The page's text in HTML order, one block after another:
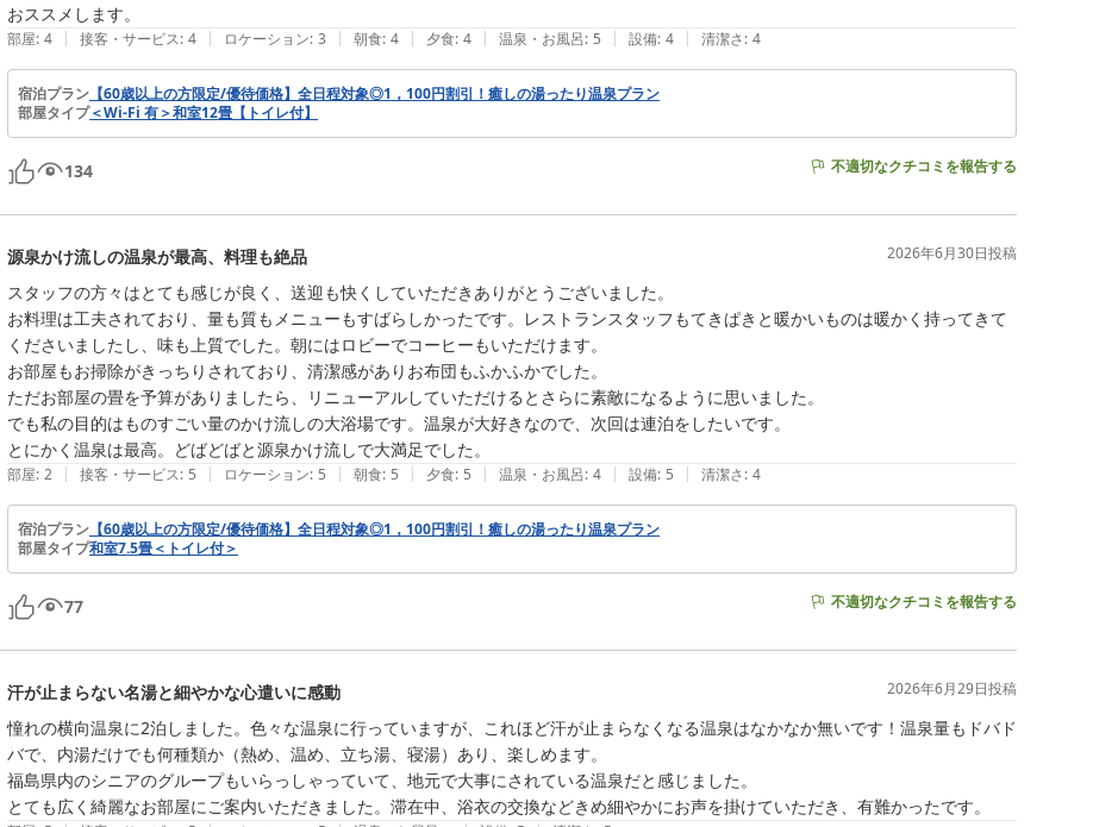
おススメします。
部屋: 4 | 接客・サービス: 4 | ロケーション: 3 | 朝食: 4 | 夕食: 4 | 温泉・お風呂: 5 | 設備: 4 | 清潔さ: 4
宿泊プラン 【60歳以上の方限定/優待価格】全日程対象◎1，100円割引！癒しの湯ったり温泉プラン
部屋タイプ＜Wi‐Fi 有＞和室12畳【トイレ付】
134 不適切なクチコミを報告する
源泉かけ流しの温泉が最高、料理も絶品 2026年6月30日投稿
スタッフの方々はとても感じが良く、送迎も快くしていただきありがとうございました。
お料理は工夫されており、量も質もメニューもすばらしかったです。レストランスタッフもてきぱきと暖かいものは暖かく持ってきて
くださいましたし、味も上質でした。朝にはロビーでコーヒーもいただけます。
お部屋もお掃除がきっちりされており、清潔感がありお布団もふかふかでした。
ただお部屋の畳を予算がありましたら、リニューアルしていただけるとさらに素敵になるように思いました。
でも私の目的はものすごい量のかけ流しの大浴場です。温泉が大好きなので、次回は連泊をしたいです。
とにかく温泉は最高。どばどばと源泉かけ流しで大満足でした。
部屋: 2 | 接客・サービス: 5 | ロケーション: 5 | 朝食: 5 | 夕食: 5 | 温泉・お風呂: 4 | 設備: 5 | 清潔さ: 4
宿泊プラン 【60歳以上の方限定/優待価格】全日程対象◎1，100円割引！癒しの湯ったり温泉プラン
部屋タイプ和室7.5畳＜トイレ付＞
77 不適切なクチコミを報告する
汗が止まらない名湯と細やかな心遣いに感動 2026年6月29日投稿
憧れの横向温泉に2泊しました。色々な温泉に行っていますが、これほど汗が止まらなくなる温泉はなかなか無いです！温泉量もドバド
バで、内湯だけでも何種類か（熱め、温め、立ち湯、寝湯）あり、楽しめます。
福島県内のシニアのグループもいらっしゃっていて、地元で大事にされている温泉だと感じました。
とても広く綺麗なお部屋にご案内いただきました。滞在中、浴衣の交換などきめ細やかにお声を掛けていただき、有難かったです。